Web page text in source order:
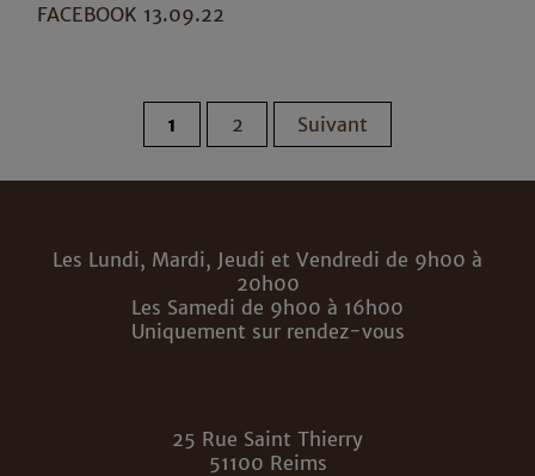
FACEBOOK 13.09.22
Pagination
des
publications
1 2 Suivant
Les Lundi, Mardi, Jeudi et Vendredi de 9h00 à
20h00
Les Samedi de 9h00 à 16h00
Uniquement sur rendez-vous
25 Rue Saint Thierry
51100 Reims